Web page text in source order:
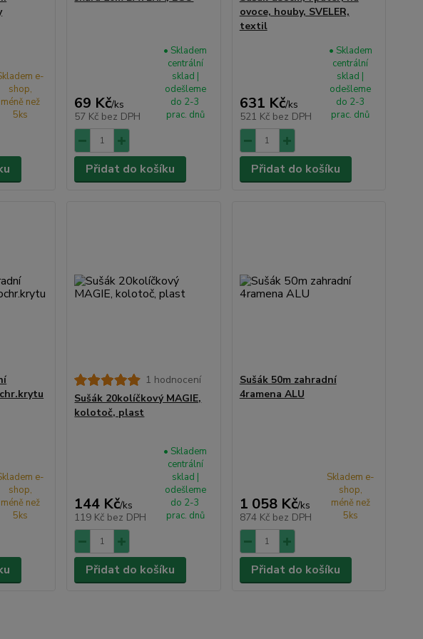
e-
shop,
méně než
5ks
69 Kč/ks
57 Kč bez DPH
• Skladem
centrální
sklad |
odešleme
do 2-3
prac. dnů
Přidat do košíku
ovoce, houby, SVELER,
textil
631 Kč/ks
521 Kč bez DPH
• Skladem
centrální
sklad |
odešleme
do 2-3
prac. dnů
Přidat do košíku
e-
shop,
méně než
5ks
1 hodnocení
Sušák 20kolíčkový MAGIE,
kolotoč, plast
144 Kč/ks
119 Kč bez DPH
• Skladem
centrální
sklad |
odešleme
do 2-3
prac. dnů
Přidat do košíku
Sušák 50m zahradní
4ramena ALU
1 058 Kč/ks
874 Kč bez DPH
Skladem e-
shop,
méně než
5ks
Přidat do košíku